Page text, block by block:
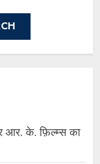
आर. के. फ़िल्म्स का